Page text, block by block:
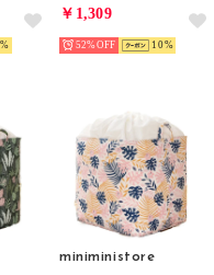
￥1,309
52% 10
miniministore